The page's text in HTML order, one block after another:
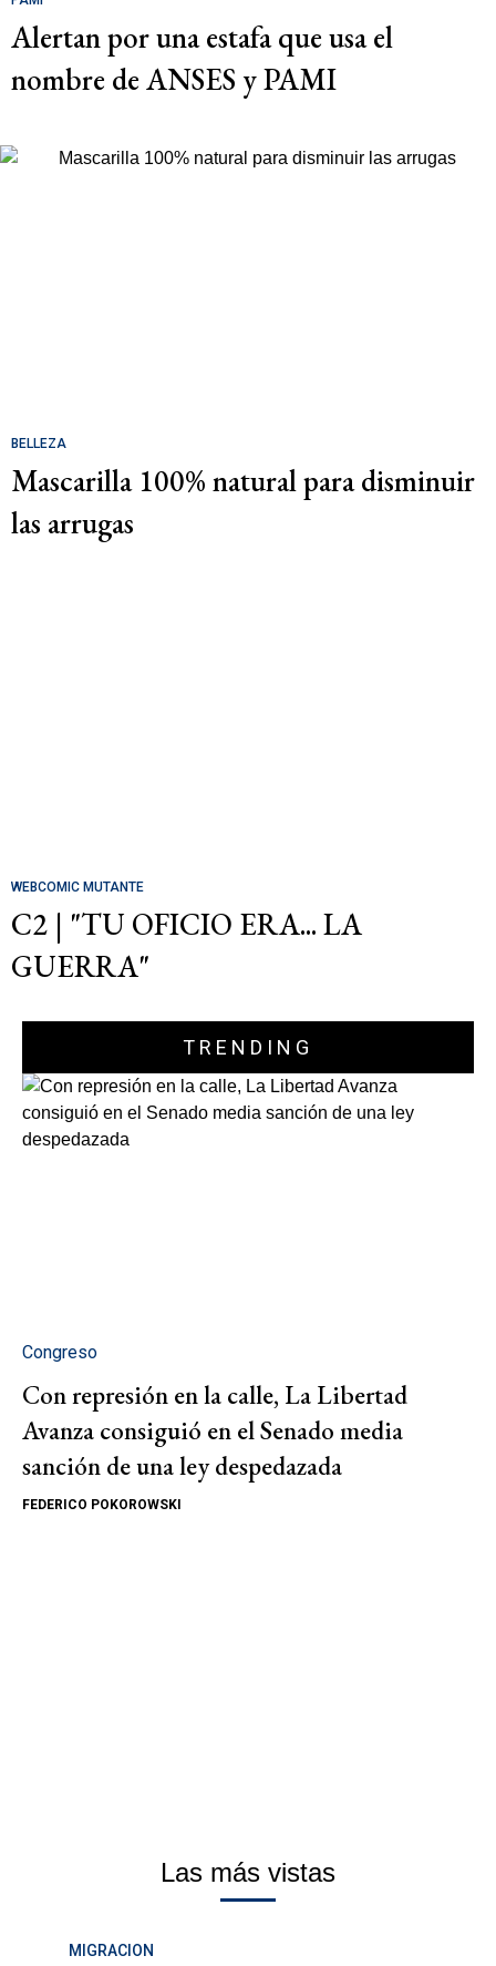
Alertan por una estafa que usa el
nombre de ANSES y PAMI
BELLEZA
Mascarilla 100% natural para disminuir
las arrugas
WEBCOMIC MUTANTE
C2 | "TU OFICIO ERA... LA
GUERRA"
TRENDING
Congreso
Con represión en la calle, La Libertad
Avanza consiguió en el Senado media
sanción de una ley despedazada
FEDERICO POKOROWSKI
Las más vistas
MIGRACION